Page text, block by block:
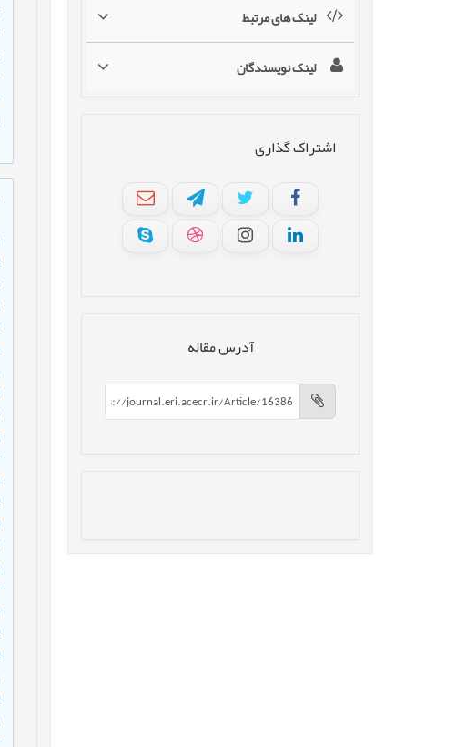
لینک های مرتبط
لینک نویسندگان
اشتراک گذاری
آدرس مقاله